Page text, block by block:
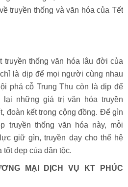
truyền thống và văn hóa của Tết
truyền thống văn hóa lâu đời của
là dịp để mọi người cùng nhau
phá cỗ Trung Thu còn là dịp để
lại những giá trị văn hóa truyền
đoàn kết trong cộng đồng. Để gìn
truyền thống văn hóa này, mỗi
giữ gìn, truyền dạy cho thế hệ
đẹp của dân tộc.
MẠI DỊCH VỤ KT PHÚC